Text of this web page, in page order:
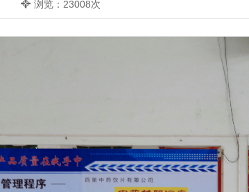
浏览：23008次